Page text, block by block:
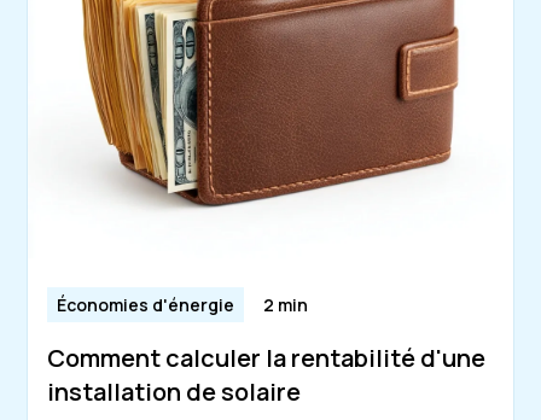
Économies d'énergie 2 min
Comment calculer la rentabilité d'une
installation de solaire